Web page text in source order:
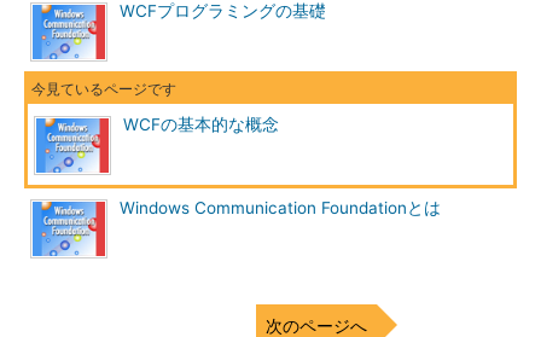
WCFプログラミングの基礎
WCFの基本的な概念
Windows Communication Foundationとは
次のページへ